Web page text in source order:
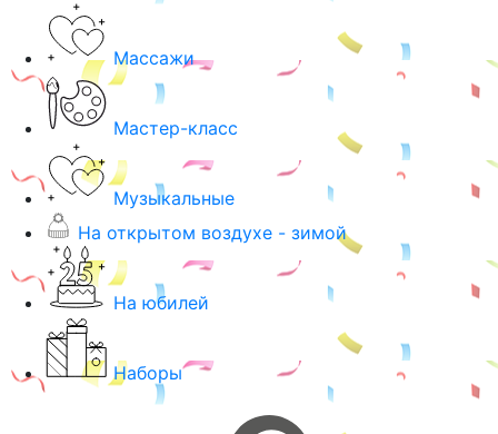
Массажи
Мастер-класс
Музыкальные
На открытом воздухе - зимой
На юбилей
Наборы